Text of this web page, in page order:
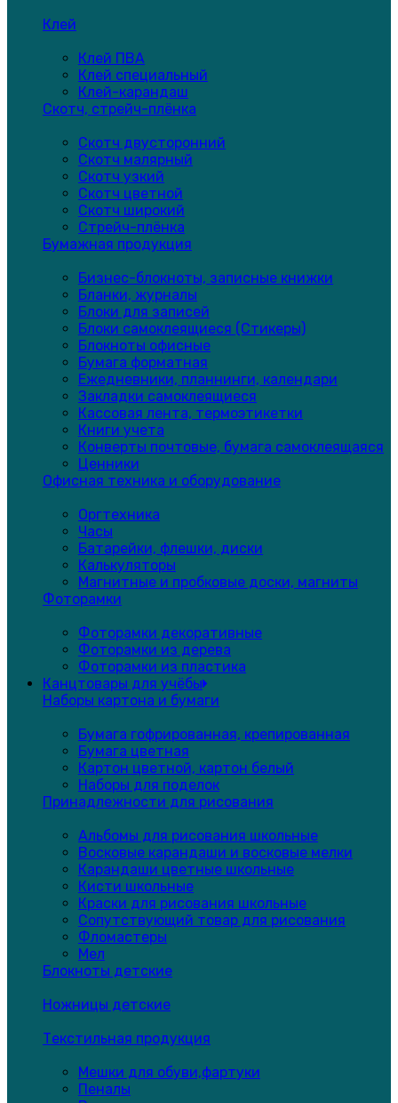
Клей
Клей ПВА
Клей специальный
Клей-карандаш
Скотч, стрейч-плёнка
Скотч двусторонний
Скотч малярный
Скотч узкий
Скотч цветной
Скотч широкий
Стрейч-плёнка
Бумажная продукция
Бизнес-блокноты, записные книжки
Бланки, журналы
Блоки для записей
Блоки самоклеящиеся (Стикеры)
Блокноты офисные
Бумага форматная
Ежедневники, планнинги, календари
Закладки самоклеящиеся
Кассовая лента, термоэтикетки
Книги учета
Конверты почтовые, бумага самоклеящаяся
Ценники
Офисная техника и оборудование
Оргтехника
Часы
Батарейки, флешки, диски
Калькуляторы
Магнитные и пробковые доски, магниты
Фоторамки
Фоторамки декоративные
Фоторамки из дерева
Фоторамки из пластика
Канцтовары для учёбы
Наборы картона и бумаги
Бумага гофрированная, крепированная
Бумага цветная
Картон цветной, картон белый
Наборы для поделок
Принадлежности для рисования
Альбомы для рисования школьные
Восковые карандаши и восковые мелки
Карандаши цветные школьные
Кисти школьные
Краски для рисования школьные
Сопутствующий товар для рисования
Фломастеры
Мел
Блокноты детские
Ножницы детские
Текстильная продукция
Мешки для обуви,фартуки
Пеналы